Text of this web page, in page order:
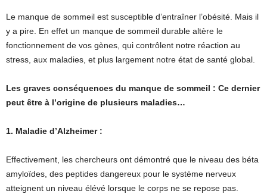
Le manque de sommeil est susceptible d’entraîner l’obésité. Mais il
y a pire. En effet un manque de sommeil durable altère le
fonctionnement de vos gènes, qui contrôlent notre réaction au
stress, aux maladies, et plus largement notre état de santé global.
Les graves conséquences du manque de sommeil : Ce dernier
peut être à l’origine de plusieurs maladies…
1. Maladie d’Alzheimer :
Effectivement, les chercheurs ont démontré que le niveau des béta
amyloïdes, des peptides dangereux pour le système nerveux
atteignent un niveau élévé lorsque le corps ne se repose pas.